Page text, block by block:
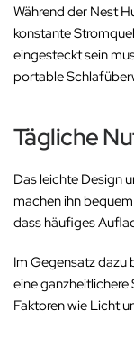
Während der Nest
konstante
eingesteckt sein
portable
Tägliche
Das leichte Design
machen ihn
dass häufiges
Im Gegensatz
eine
Faktoren wie Licht